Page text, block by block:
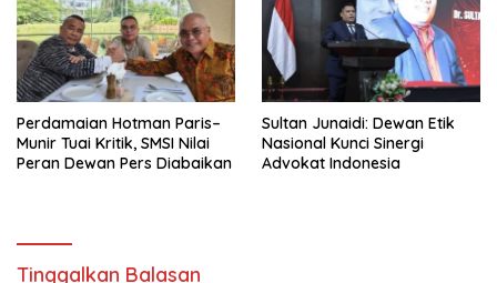
Perdamaian Hotman Paris–
Munir Tuai Kritik, SMSI Nilai
Peran Dewan Pers Diabaikan
Sultan Junaidi: Dewan Etik
Nasional Kunci Sinergi
Advokat Indonesia
Tinggalkan Balasan